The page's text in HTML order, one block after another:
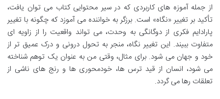
از جمله آموزه های کاربردی که در سیر محتوایی کتاب می توان یافت،
تأکید بر تغییر «نگاه» است. برزگر به خواننده می آموزد که چگونه با تغییر
پارادایم فکری از دوگانگی به وحدت، می تواند واقعیت را از زاویه ای
متفاوت ببیند. این تغییر نگاه، منجر به تحول درونی و درک عمیق تر از
خود و جهان می شود. برای مثال، وقتی من به عنوان یک توهم شناخته
می شود، انسان از قید ترس ها، خودمحوری ها و رنج های ناشی از
تعلقات رها می گردد.